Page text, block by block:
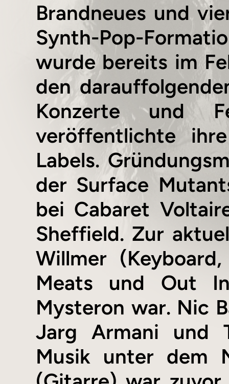
Brandneues und
Synth-Pop-
wurde bereits im
den
Konzerte und
veröffentlichte
Labels.
der Surface
bei Cabaret
Sheffield. Zur
Willmer
Meats und Out
Mysteron war. Nic
Jarg Armani und
Musik unter dem